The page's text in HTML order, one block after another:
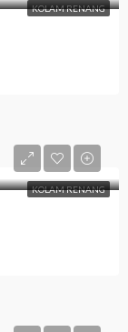
KOLAM RENANG
KOLAM RENANG